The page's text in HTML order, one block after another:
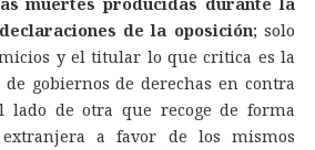
de la oposición; solo
y el titular lo que critica es la
gobiernos de derechas en contra
lado de otra que recoge de forma
extranjera a favor de los mismos